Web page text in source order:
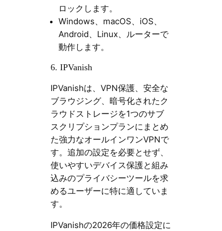
ロックします。
Windows、macOS、iOS、
Android、Linux、ルーターで
動作します。
6. IPVanish
IPVanishは、VPN保護、安全な
ブラウジング、暗号化されたク
ラウドストレージを1つのサブ
スクリプションプランにまとめ
た強力なオールインワンVPNで
す。追加の設定を必要とせず、
使いやすいデバイス保護と組み
込みのプライバシーツールを求
めるユーザーに特に適していま
す。
IPVanishの2026年の価格設定に